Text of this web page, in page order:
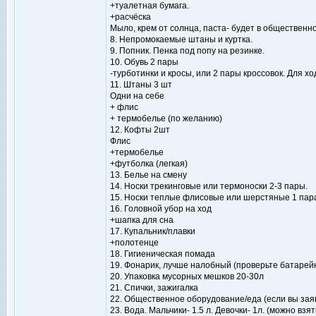
+туалетная бумага.
+расчёска
Мыло, крем от солнца, паста- будет в
8. Непромокаемые штаны и куртка.
9. Попник. Пенка под попу на резинке.
10. Обувь 2 пары
-турботинки и кросы, или 2 пары кроссовок. Для
11. Штаны 3 шт
Одни на себе
+ флис
+ термобелье (по желанию)
12. Кофты 2шт
Флис
+термобелье
+футболка (легкая)
13. Белье на смену
14. Носки трекинговые или термоноски 2-3 пары.
15. Носки теплые флисовые или шерстяные 1
16. Головной убор на ход
+шапка для сна
17. Купальник/плавки
+полотенце
18. Гигиеническая помада
19. Фонарик, лучше налобный (проверьте
20. Упаковка мусорных мешков 20-30л
21. Спички, зажигалка
22. Общественное оборудование/еда (если вы
23. Вода. Мальчики- 1.5 л. Девочки- 1л. (можно